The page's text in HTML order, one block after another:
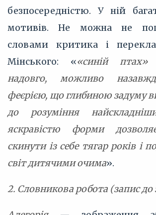
безпосередністю. У ній
мотивів. Не можна не
словами критика і
Мінського: ««синій птах»
надовго, можливо
феєрією, що глибиною задуму
до розуміння
яскравістю форми
скинути із себе тягар років і
світ дитячими очима».
2. Словникова робота (запис